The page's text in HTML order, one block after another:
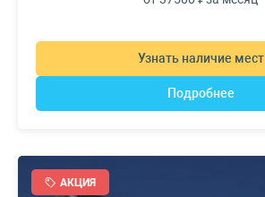
Узнать наличие мест
Подробнее
АКЦИЯ